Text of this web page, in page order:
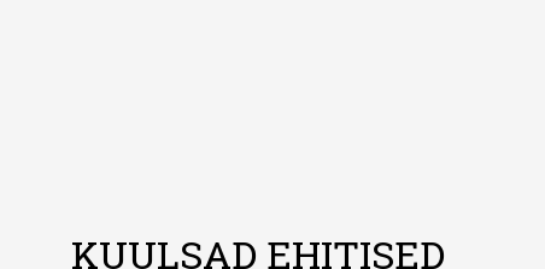
KUULSAD EHITISED